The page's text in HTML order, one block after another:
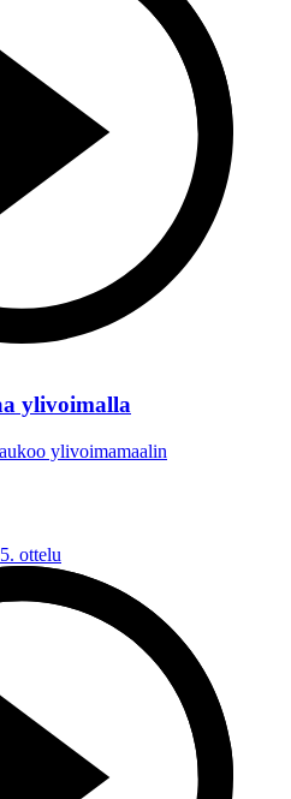
ylivoimalla
ylivoimamaalin